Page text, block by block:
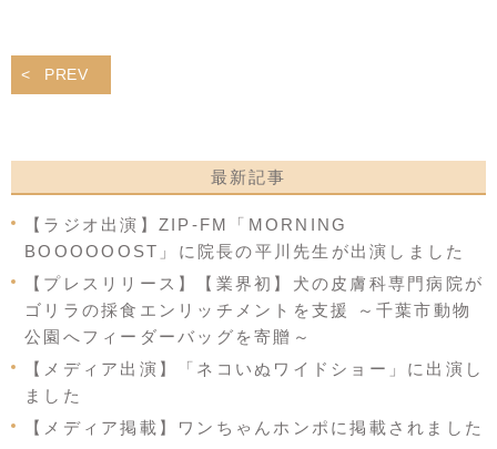
PREV
最新記事
【ラジオ出演】ZIP-FM「MORNING
BOOOOOOST」に院長の平川先生が出演しました
【プレスリリース】【業界初】犬の皮膚科専門病院が
ゴリラの採食エンリッチメントを支援 ～千葉市動物
公園へフィーダーバッグを寄贈～
【メディア出演】「ネコいぬワイドショー」に出演し
ました
【メディア掲載】ワンちゃんホンポに掲載されました